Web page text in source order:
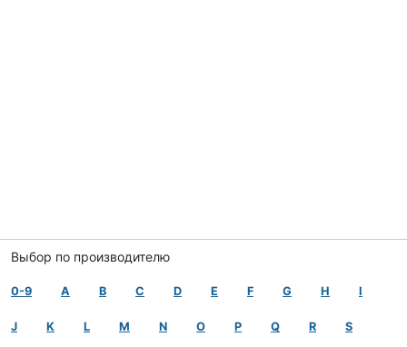
Выбор по производителю
0-9 A B C D E F G H I
J K L M N O P Q R S